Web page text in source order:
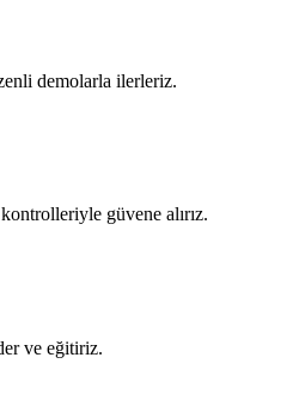
demolarla ilerleriz.
güvene alırız.
ve eğitiriz.